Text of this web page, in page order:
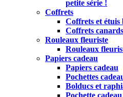
petite série !
Coffrets
Coffrets et étuis
Coffrets
Rouleaux fleuriste
Rouleaux
Papiers cadeau
Papiers cadeau
Pochettes
Bolducs et